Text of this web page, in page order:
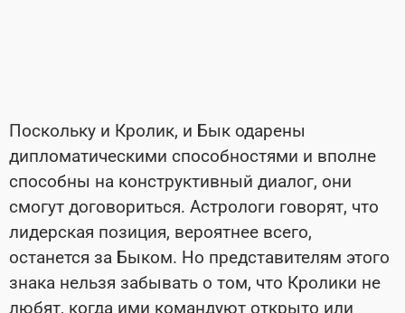
Поскольку и Кролик, и Бык одарены
дипломатическими способностями и вполне
способны на конструктивный диалог, они
смогут договориться. Астрологи говорят, что
лидерская позиция, вероятнее всего,
останется за Быком. Но представителям этого
знака нельзя забывать о том, что Кролики не
любят, когда ими командуют открыто или